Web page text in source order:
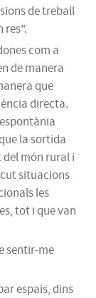
de treball
res".
com a
de manera
que
directa.
la sortida
món rural i
situacions
les
tot i que van
sentir-me
espais, dins